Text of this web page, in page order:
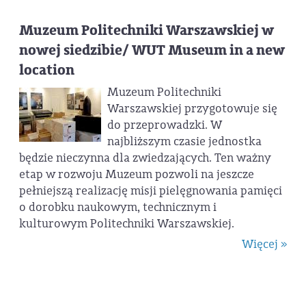
Muzeum Politechniki Warszawskiej w
nowej siedzibie/ WUT Museum in a new
location
Muzeum Politechniki
Warszawskiej przygotowuje się
do przeprowadzki. W
najbliższym czasie jednostka
będzie nieczynna dla zwiedzających. Ten ważny
etap w rozwoju Muzeum pozwoli na jeszcze
pełniejszą realizację misji pielęgnowania pamięci
o dorobku naukowym, technicznym i
kulturowym Politechniki Warszawskiej.
Więcej »